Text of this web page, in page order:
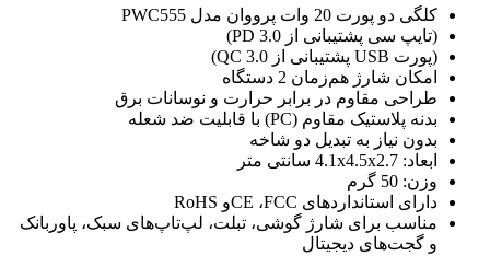
کلگی دو پورت 20 وات پرووان مدل PWC555
(تایپ سی پشتیبانی از PD 3.0)
(پورت USB پشتیبانی از QC 3.0)
امکان شارژ هم‌زمان 2 دستگاه
طراحی مقاوم در برابر حرارت و نوسانات برق
بدنه پلاستیک مقاوم (PC) با قابلیت ضد شعله
بدون نیاز به تبدیل دو شاخه
ابعاد: 4.1x4.5x2.7 سانتی متر
وزن: 50 گرم
دارای استانداردهای CE ،FCCو RoHS
مناسب برای شارژ گوشی، تبلت، لپ‌تاپ‌های سبک، پاوربانک
و گجت‌های دیجیتال